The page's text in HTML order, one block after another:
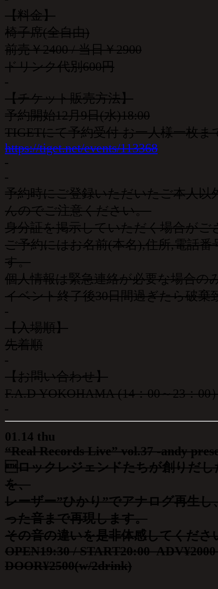
【料金】
椅子席(全自由)
前売￥2400 / 当日￥2900
ドリンク代別600円
【チケット販売方法】
予約開始12月9日(水)18:00
TIGETにて予約受付 お一人様一枚ま
https://tiget.net/events/113368
予約時にご登録いただいたご本人以
んのでご注意ください。
身分証を掲示していただく場合がご
ご予約にはお名前(本名),住所,電話
す。
個人情報は緊急連絡が必要な場合の
イベント終了後30日間過ぎたら破棄
【入場順】
先着順
【お問い合わせ】
F.A.D YOKOHAMA (14：00～23：00
01.14 thu
“Real Records Live” vol.37 -andy
ロックレジェンドたちが創りだし
を、
レーザー”ひかり”でアナログ再生し
った音まで再現します。
その音の違いを是非体感してくださ
OPEN19:30 / START20:00
DOOR¥2500(w/2drink)